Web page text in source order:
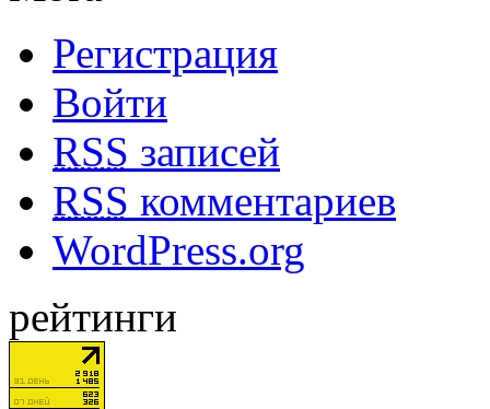
Регистрация
Войти
RSS записей
RSS комментариев
WordPress.org
рейтинги